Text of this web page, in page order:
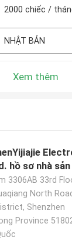
2000 chiếc /
NHẬT BẢN
Xem thêm
hồ sơ nhà
3306AB 33rd
North
Shenzhen
Province